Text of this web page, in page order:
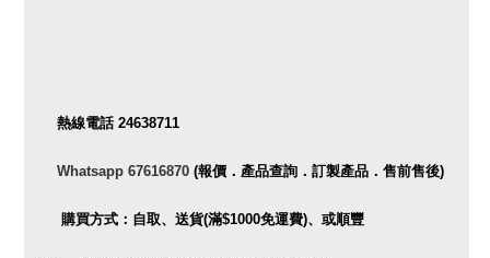
熱線電話 24638711
Whatsapp 67616870 (報價．產品查詢．訂製產品．售前售後)
購買方式：自取、送貨(滿$1000免運費)、或順豐